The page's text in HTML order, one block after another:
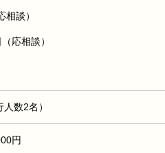
談）
応相談）
数2名）
円